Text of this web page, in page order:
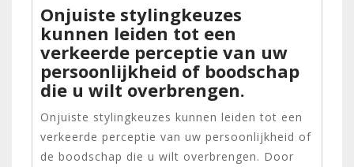
Onjuiste stylingkeuzes
kunnen leiden tot een
verkeerde perceptie van uw
persoonlijkheid of boodschap
die u wilt overbrengen.
Onjuiste stylingkeuzes kunnen leiden tot een
verkeerde perceptie van uw persoonlijkheid of
de boodschap die u wilt overbrengen. Door